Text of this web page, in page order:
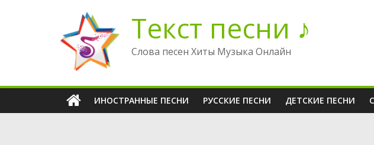
содержимому
Текст песни ♪
Слова песен Хиты Музыка Онлайн
ИНОСТРАННЫЕ ПЕСНИ РУССКИЕ ПЕСНИ ДЕТСКИЕ ПЕСНИ